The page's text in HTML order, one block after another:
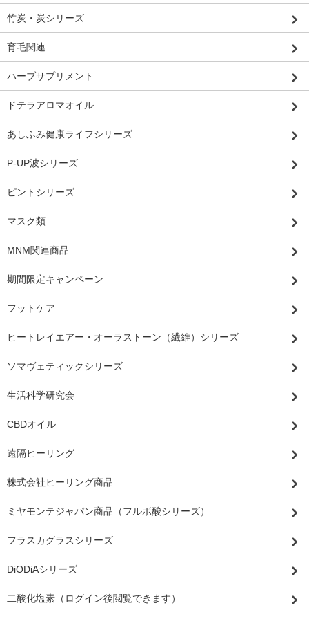
竹炭・炭シリーズ
育毛関連
ハーブサプリメント
ドテラアロマオイル
あしふみ健康ライフシリーズ
P-UP波シリーズ
ピントシリーズ
マスク類
MNM関連商品
期間限定キャンペーン
フットケア
ヒートレイエアー・オーラストーン（繊維）シリーズ
ソマヴェティックシリーズ
生活科学研究会
CBDオイル
遠隔ヒーリング
株式会社ヒーリング商品
ミヤモンテジャパン商品（フルボ酸シリーズ）
フラスカグラスシリーズ
DiODiAシリーズ
二酸化塩素（ログイン後閲覧できます）